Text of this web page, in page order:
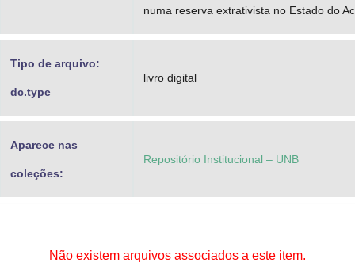
numa reserva extrativista no Estado do
Tipo de arquivo:
dc.type
livro digital
Aparece nas
coleções:
Repositório Institucional – UNB
Não existem arquivos associados a este item.